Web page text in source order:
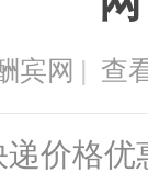
宾网 | 查
价格